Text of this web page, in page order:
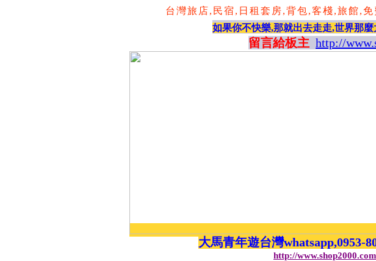
台灣旅店,民宿,日租套房,背包,客棧,旅館,免費
如果你不快樂,那就出去走走,世界那
留言給板主 http://
大馬青年遊台灣whatsapp,0953-
http://